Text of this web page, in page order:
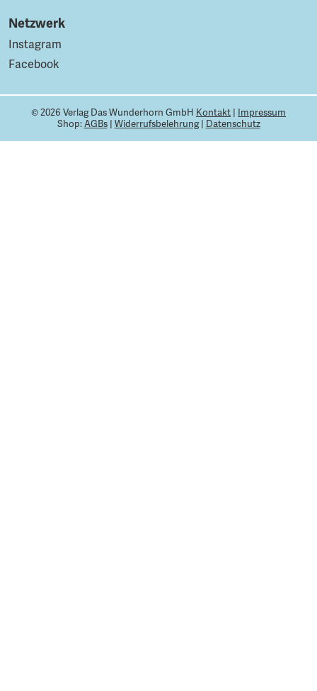
Netzwerk
Instagram
Facebook
© 2026 Verlag Das Wunderhorn GmbH Kontakt | Impressum
Shop:AGBs| Widerrufsbelehrung| Datenschutz